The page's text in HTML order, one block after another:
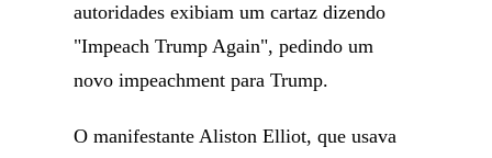
autoridades exibiam um cartaz dizendo
"Impeach Trump Again", pedindo um
novo impeachment para Trump.
O manifestante Aliston Elliot, que usava